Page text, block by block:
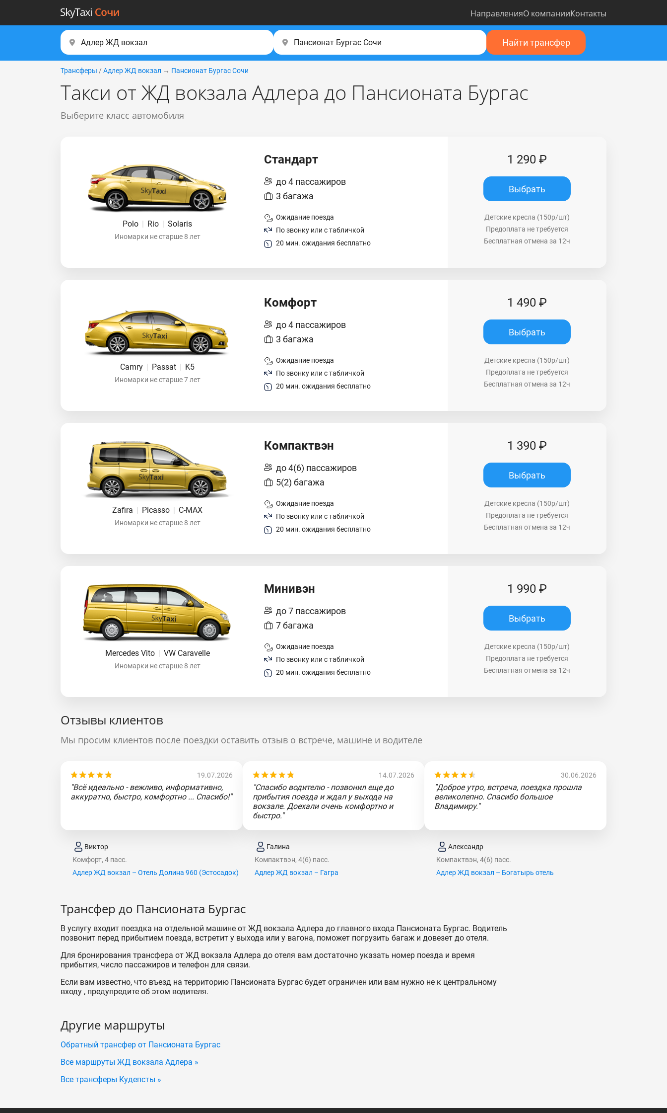
НаправленияО компанииКонтакты
Найти трансфер
Трансферы / Адлер ЖД вокзал → Пансионат Бургас Сочи
Такси от ЖД вокзала Адлера до Пансионата Бургас
Выберите класс автомобиля
Polo | Rio | Solaris
Иномарки не старше 8 лет
Стандарт
до 4 пассажиров
3 багажа
Ожидание поезда
По звонку или с табличкой
20 мин. ожидания бесплатно
1 290 ₽
Выбрать
Детские кресла (150р/шт)
Предоплата не требуется
Бесплатная отмена за 12ч
Camry | Passat | K5
Иномарки не старше 7 лет
Комфорт
до 4 пассажиров
3 багажа
Ожидание поезда
По звонку или с табличкой
20 мин. ожидания бесплатно
1 490 ₽
Выбрать
Детские кресла (150р/шт)
Предоплата не требуется
Бесплатная отмена за 12ч
Zafira | Picasso | C-MAX
Иномарки не старше 8 лет
Компактвэн
до 4(6) пассажиров
5(2) багажа
Ожидание поезда
По звонку или с табличкой
20 мин. ожидания бесплатно
1 390 ₽
Выбрать
Детские кресла (150р/шт)
Предоплата не требуется
Бесплатная отмена за 12ч
Mercedes Vito | VW Caravelle
Иномарки не старше 8 лет
Минивэн
до 7 пассажиров
7 багажа
Ожидание поезда
По звонку или с табличкой
20 мин. ожидания бесплатно
1 990 ₽
Выбрать
Детские кресла (150р/шт)
Предоплата не требуется
Бесплатная отмена за 12ч
Отзывы клиентов
Мы просим клиентов после поездки оставить отзыв о встрече, машине и водителе
19.07.2026
"Всё идеально - вежливо, информативно,
аккуратно, быстро, комфортно ... Спасибо!"
Виктор
Комфорт, 4 пасс.
Адлер ЖД вокзал – Отель Долина 960 (Эcтocaдoк)
14.07.2026
"Спасибо водителю - позвонил еще до
прибытия поезда и ждал у выхода на
вокзале. Доехали очень комфортно и
быстро."
Галина
Компактвэн, 4(6) пасс.
Адлер ЖД вокзал – Гагра
30.06.2026
"Доброе утро, встреча, поездка прошла
великолепно. Спасибо большое
Владимиру."
Александр
Компактвэн, 4(6) пасс.
Адлер ЖД вокзал – Богатырь отель
Трансфер до Пансионата Бургас
В услугу входит поездка на отдельной машине от ЖД вокзала Адлера до главного входа Пансионата Бургас. Водитель
позвонит перед прибытием поезда, встретит у выхода или у вагона, поможет погрузить багаж и довезет до отеля.
Для бронирования трансфера от ЖД вокзала Адлера до отеля вам достаточно указать номер поезда и время
прибытия, число пассажиров и телефон для связи.
Если вам известно, что въезд на территорию Пансионата Бургас будет ограничен или вам нужно не к центральному
входу , предупредите об этом водителя.
Другие маршруты
Обратный трансфер от Пансионата Бургас
Все маршруты ЖД вокзала Адлера »
Все трансферы Кудепсты »